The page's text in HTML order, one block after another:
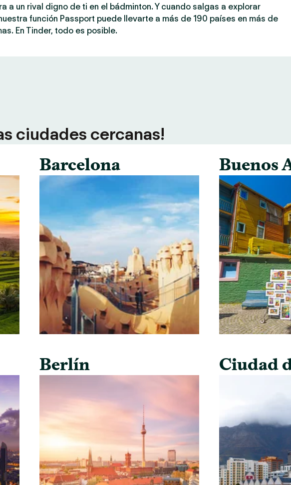
a un rival digno de ti en el bádminton. Y cuando salgas a explorar
función Passport puede llevarte a más de 190 países en más de
En Tinder, todo es posible.
ciudades cercanas!
Barcelona
Berlín
Buenos
Ciudad